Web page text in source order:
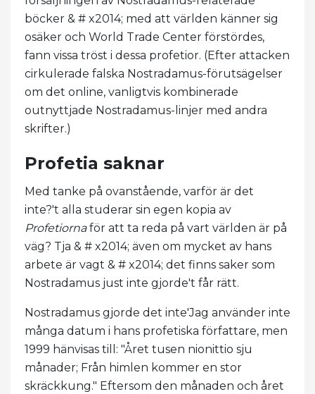
böcker & # x2014; med att världen känner sig
osäker och World Trade Center förstördes,
fann vissa tröst i dessa profetior. (Efter attacken
cirkulerade falska Nostradamus-förutsägelser
om det online, vanligtvis kombinerade
outnyttjade Nostradamus-linjer med andra
skrifter.)
Profetia saknar
Med tanke på ovanstående, varför är det
inte?'t alla studerar sin egen kopia av
Profetiornaför att ta reda på vart världen är på
väg? Tja & # x2014; även om mycket av hans
arbete är vagt & # x2014; det finns saker som
Nostradamus just inte gjorde't får rätt.
Nostradamus gjorde det inte'Jag använder inte
många datum i hans profetiska författare, men
1999 hänvisas till: "Året tusen nionittio sju
månader; Från himlen kommer en stor
skräckkung." Eftersom den månaden och året